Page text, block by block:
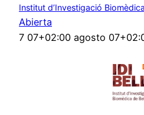
Institut d’Investigació
Abierta
7 07+02:00 agosto